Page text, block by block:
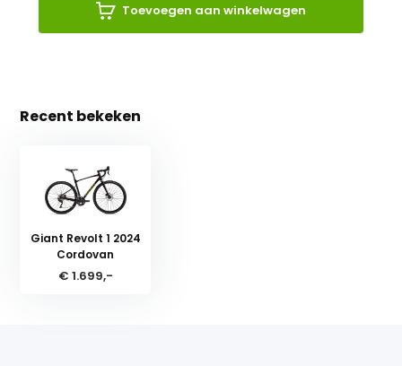
Toevoegen aan winkelwagen
Recent bekeken
Giant Revolt 1 2024
Cordovan
€ 1.699,-